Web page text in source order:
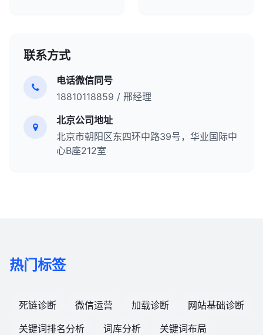
联系方式
电话微信同号
18810118859 / 邢经理
北京公司地址
北京市朝阳区东四环中路39号，华业国际中
心B座212室
热门标签
死链诊断 微信运营 加载诊断
网站基础诊断
关键词排名分析
词库分析
关键词布局